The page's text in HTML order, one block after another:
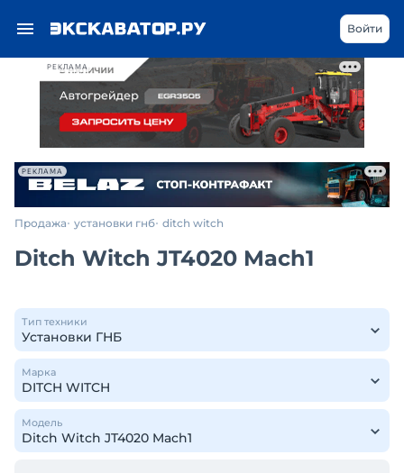
РЕКЛАМА
Войти
РЕКЛАМА
Продажа установки гнб ditch witch
Ditch Witch JT4020 Mach1
Тип техники
Марка
Модель